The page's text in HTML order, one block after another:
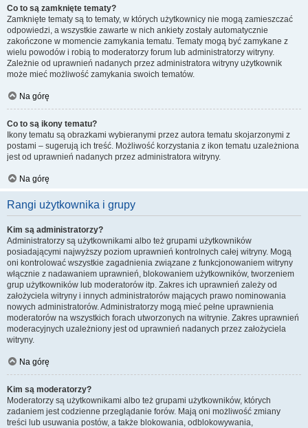
Co to są zamknięte tematy?
Zamknięte tematy są to tematy, w których użytkownicy nie mogą zamieszczać
odpowiedzi, a wszystkie zawarte w nich ankiety zostały automatycznie
zakończone w momencie zamykania tematu. Tematy mogą być zamykane z
wielu powodów i robią to moderatorzy forum lub administratorzy witryny.
Zależnie od uprawnień nadanych przez administratora witryny użytkownik
może mieć możliwość zamykania swoich tematów.
Na górę
Co to są ikony tematu?
Ikony tematu są obrazkami wybieranymi przez autora tematu skojarzonymi z
postami – sugerują ich treść. Możliwość korzystania z ikon tematu uzależniona
jest od uprawnień nadanych przez administratora witryny.
Na górę
Rangi użytkownika i grupy
Kim są administratorzy?
Administratorzy są użytkownikami albo też grupami użytkowników
posiadającymi najwyższy poziom uprawnień kontrolnych całej witryny. Mogą
oni kontrolować wszystkie zagadnienia związane z funkcjonowaniem witryny
włącznie z nadawaniem uprawnień, blokowaniem użytkowników, tworzeniem
grup użytkowników lub moderatorów itp. Zakres ich uprawnień zależy od
założyciela witryny i innych administratorów mających prawo nominowania
nowych administratorów. Administratorzy mogą mieć pełne uprawnienia
moderatorów na wszystkich forach utworzonych na witrynie. Zakres uprawnień
moderacyjnych uzależniony jest od uprawnień nadanych przez założyciela
witryny.
Na górę
Kim są moderatorzy?
Moderatorzy są użytkownikami albo też grupami użytkowników, których
zadaniem jest codzienne przeglądanie forów. Mają oni możliwość zmiany
treści lub usuwania postów, a także blokowania, odblokowywania,